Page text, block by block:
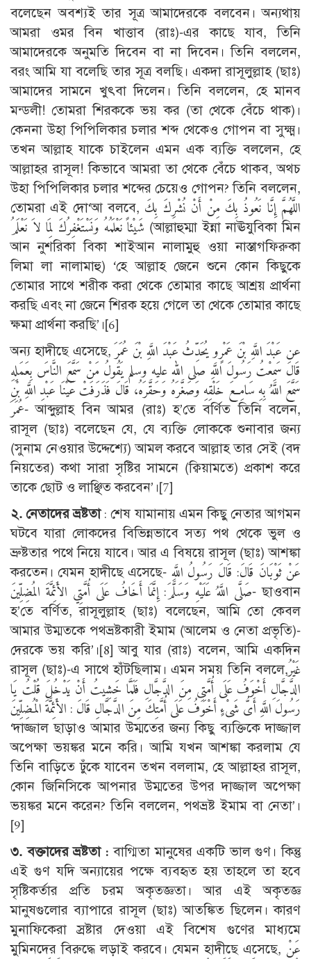
বলেছেন অবশ্যই তার সূত্র আমাদেরকে বলবেন। অন্যথায়
আমরা ওমর বিন খাত্তাব (রাঃ)-এর কাছে যাব, তিনি
আমাদেরকে অনুমতি দিবেন বা না দিবেন। তিনি বললেন,
বরং আমি যা বলেছি তার সূত্র বলছি। একদা রাসূলুল্লাহ (ছাঃ)
আমাদের সামনে খুৎবা দিলেন। তিনি বললেন, হে মানব
মন্ডলী! তোমরা শিরককে ভয় কর (তা থেকে বেঁচে থাক)।
কেননা উহা পিপিলিকার চলার শব্দ থেকেও গোপন বা সুক্ষ্ম।
তখন আল্লাহ যাকে চাইলেন এমন এক ব্যক্তি বললেন, হে
আল্লাহর রাসূল! কিভাবে আমরা তা থেকে বেঁচে থাকব, অথচ
উহা পিপিলিকার চলার শব্দের চেয়েও গোপন? তিনি বললেন,
তোমরা এই দো‘আ বলবে, اللَّهُمَّ إِنَّا نَعُوذُ بِكَ مِنْ أَنْ نُشْرِكَ بِكَ
شَيْئاً نَعْلَمُهُ وَنَسْتَغْفِرُكَ لِمَا لاَ نَعْلَمُ (আল্লাহুম্মা ইন্না নাঊযুবিকা মিন
আন নুশরিকা বিকা শাইআন নালামুহু ওয়া নাস্তাগফিরুকা
লিমা লা নালামাহু) ‘হে আল্লাহ জেনে শুনে কোন কিছুকে
তোমার সাথে শরীক করা থেকে তোমার কাছে আশ্রয় প্রার্থনা
করছি এবং না জেনে শিরক হয়ে গেলে তা থেকে তোমার কাছে
ক্ষমা প্রার্থনা করছি’।[6]
অন্য হাদীছে এসেছে, عن عَبْدَ اللَّهِ بْنَ عَمْرٍو يُحَدِّثُ عَبْدَ اللَّهِ بْنَ عُمَرَ
قَالَ سَمِعْتُ رَسُولَ اللَّهِ صلى الله عليه وسلم يَقُولُ مَنْ سَمَّعَ النَّاسَ بِعَمَلِهِ
سَمَّعَ اللَّهُ بِهِ سَامِعَ خَلْقِهِ وَصَغَّرَهُ وَحَقَّرَهُ، قَالَ فَذَرَفَتْ عَيْنَا عَبْدِ اللَّهِ بْنِ
عُمَرَ- আব্দুল্লাহ বিন আমর (রাঃ) হ’তে বর্ণিত তিনি বলেন,
রাসূল (ছাঃ) বলেছেন যে, যে ব্যক্তি লোককে শুনাবার জন্য
(সুনাম নেওয়ার উদ্দেশ্যে) আমল করবে আল্লাহ তার সেই (বদ
নিয়তের) কথা সারা সৃষ্টির সামনে (ক্বিয়ামতে) প্রকাশ করে
তাকে ছোট ও লাঞ্ছিত করবেন’।[7]
২. নেতাদের ভ্রষ্টতা: শেষ যামানায় এমন কিছু নেতার আগমন
ঘটবে যারা লোকদের বিভিন্নভাবে সত্য পথ থেকে ভুল ও
ভ্রুষ্টতার পথে নিয়ে যাবে। আর এ বিষয়ে রাসূল (ছাঃ) আশঙ্কা
করতেন। যেমন হাদীছে এসেছে- عَنْ ثَوْبَانَ قَالَ: قَالَ رَسُولُ اللَّهِ
صَلَّى اللَّهُ عَلَيْهِ وَسَلَّمَ: إِنَّمَا أَخَافُ عَلَى أُمَّتِي الأَئِمَّةَ المُضِلِّينَ- ছাওবান
হ’তে বর্ণিত, রাসূলুল্লাহ (ছাঃ) বলেছেন, আমি তো কেবল
আমার উম্মতকে পথভ্রষ্টকারী ইমাম (আলেম ও নেতা প্রভৃতি)-
দেরকে ভয় করি’।[8] আবু যার (রাঃ) বলেন, আমি একদিন
রাসূল (ছাঃ)-এ সাথে হাঁটছিলাম। এমন সময় তিনি বললে,غَيْرُ
الدَّجَّالِ أَخْوَفُ عَلَى أُمَّتِى مِنَ الدَّجَّالِ فَلَمَّا خَشِيتُ أَنْ يَدْخُلَ قُلْتُ يَا
رَسُولَ اللَّهِ أَىُّ شَىْءٍ أَخْوَفُ عَلَى أُمَّتِكَ مِنَ الدَّجَّالِ قَالَ : الأَئِمَّةَ الْمُضِلِّينَ
‘দাজ্জাল ছাড়াও আমার উম্মতের জন্য কিছু ব্যক্তিকে দাজ্জাল
অপেক্ষা ভয়ঙ্কর মনে করি। আমি যখন আশঙ্কা করলাম যে
তিনি বাড়িতে ঢুঁকে যাবেন তখন বললাম, হে আল্লাহর রাসূল,
কোন জিনিসিকে আপনার উম্মতের উপর দাজ্জাল অপেক্ষা
ভয়ঙ্কর মনে করেন? তিনি বললেন, পথভ্রষ্ট ইমাম বা নেতা’।
[9]
৩. বক্তাদের ভ্রষ্টতা :বাগ্মিতা মানুষের একটি ভাল গুণ। কিন্তু
এই গুণ যদি অন্যায়ের পক্ষে ব্যবহৃত হয় তাহলে তা হবে
সৃষ্টিকর্তার প্রতি চরম অকৃতজ্ঞতা। আর এই অকৃতজ্ঞ
মানুষগুলোর ব্যাপারে রাসূল (ছাঃ) আতঙ্কিত ছিলেন। কারণ
মুনাফিকেরা স্রষ্টার দেওয়া এই বিশেষ গুণের মাধ্যমে
মুমিনদের বিরুদ্ধে লড়াই করবে। যেমন হাদীছে এসেছে, عَنْ